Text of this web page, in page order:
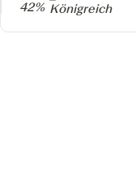
Königreich
42%